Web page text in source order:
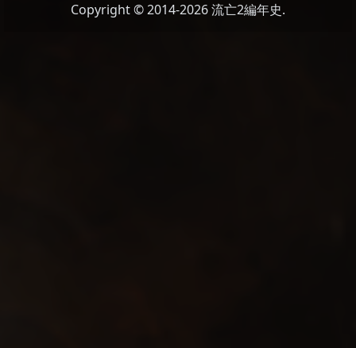
Copyright © 2014-2026 流亡2編年史.